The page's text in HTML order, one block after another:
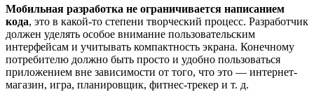
Мобильная разработка не ограничивается написанием
кода, это в какой-то степени творческий процесс. Разработчик
должен уделять особое внимание пользовательским
интерфейсам и учитывать компактность экрана. Конечному
потребителю должно быть просто и удобно пользоваться
приложением вне зависимости от того, что это — интернет-
магазин, игра, планировщик, фитнес-трекер и т. д.